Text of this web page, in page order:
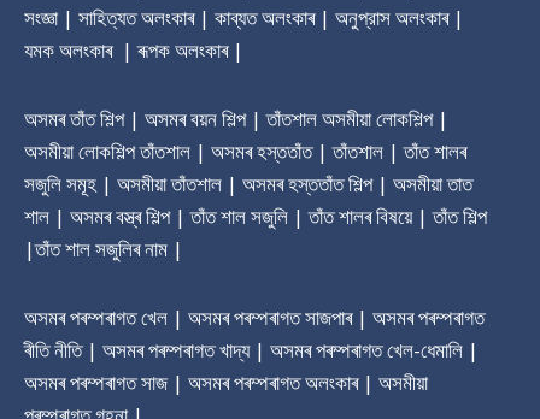
সংজ্ঞা | সাহিত্যত অলংকাৰ | কাব্যত অলংকাৰ | অনুপ্রাস অলংকাৰ |
যমক অলংকাৰ | ৰূপক অলংকাৰ |
অসমৰ তাঁত শিল্প | অসমৰ বয়ন শিল্প | তাঁতশাল অসমীয়া লোকশিল্প |
অসমীয়া লোকশিল্প তাঁতশাল | অসমৰ হস্ততাঁত | তাঁতশাল | তাঁত শালৰ
সজুলি সমূহ | অসমীয়া তাঁতশাল | অসমৰ হস্ততাঁত শিল্প | অসমীয়া তাত
শাল | অসমৰ বস্ত্ৰ শিল্প | তাঁত শাল সজুলি | তাঁত শালৰ বিষয়ে | তাঁত শিল্প
|তাঁত শাল সজুলিৰ নাম |
অসমৰ পৰম্পৰাগত খেল | অসমৰ পৰম্পৰাগত সাজপাৰ | অসমৰ পৰম্পৰাগত
ৰীতি নীতি | অসমৰ পৰম্পৰাগত খাদ্য | অসমৰ পৰম্পৰাগত খেল-ধেমালি |
অসমৰ পৰম্পৰাগত সাজ | অসমৰ পৰম্পৰাগত অলংকাৰ | অসমীয়া